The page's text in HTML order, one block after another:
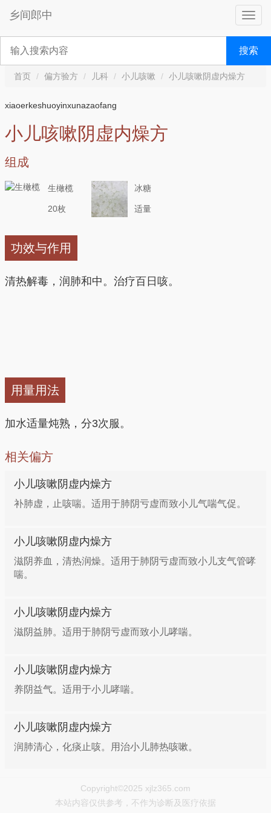
乡间郎中
搜索
首页 偏方验方 儿科 小儿咳嗽 小儿咳嗽阴虚内燥方
xiaoerkeshuoyinxunazaofang
小儿咳嗽阴虚内燥方
组成
生橄榄
20枚
冰糖
适量
功效与作用
清热解毒，润肺和中。治疗百日咳。
用量用法
加水适量炖熟，分3次服。
相关偏方
小儿咳嗽阴虚内燥方
补肺虚，止咳喘。适用于肺阴亏虚而致小儿气喘气促。
小儿咳嗽阴虚内燥方
滋阴养血，清热润燥。适用于肺阴亏虚而致小儿支气管哮
喘。
小儿咳嗽阴虚内燥方
滋阴益肺。适用于肺阴亏虚而致小儿哮喘。
小儿咳嗽阴虚内燥方
养阴益气。适用于小儿哮喘。
小儿咳嗽阴虚内燥方
润肺清心，化痰止咳。用治小儿肺热咳嗽。
Copyright©2025 xjlz365.com
本站内容仅供参考，不作为诊断及医疗依据